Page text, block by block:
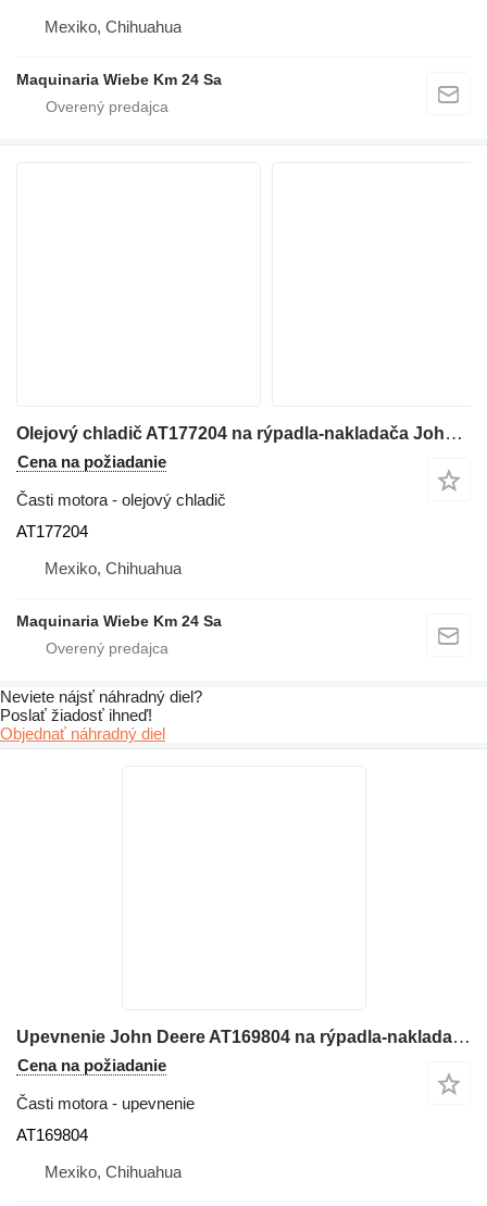
Mexiko, Chihuahua
Maquinaria Wiebe Km 24 Sa
Olejový chladič AT177204 na rýpadla-nakladača John Deere 310G
Cena na požiadanie
Časti motora - olejový chladič
AT177204
Mexiko, Chihuahua
Maquinaria Wiebe Km 24 Sa
Neviete nájsť náhradný diel?
Poslať žiadosť ihneď!
Objednať náhradný diel
Upevnenie John Deere AT169804 na rýpadla-nakladača John Deere 310G
Cena na požiadanie
Časti motora - upevnenie
AT169804
Mexiko, Chihuahua